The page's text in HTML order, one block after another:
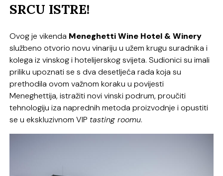
SRCU ISTRE!
Ovog je vikenda Meneghetti Wine Hotel & Winery
službeno otvorio novu vinariju u užem krugu suradnika i
kolega iz vinskog i hotelijerskog svijeta. Sudionici su imali
priliku upoznati se s dva desetljeća rada koja su
prethodila ovom važnom koraku u povijesti
Meneghettija, istražiti novi vinski podrum, proučiti
tehnologiju iza naprednih metoda proizvodnje i opustiti
se u ekskluzivnom VIP tasting roomu.